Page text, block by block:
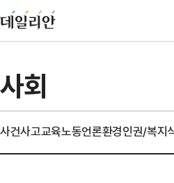
사회
사건사고교육노동언론환경인권/복지